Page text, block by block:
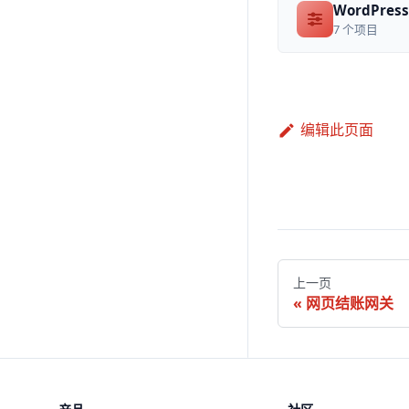
7 个项目
编辑此页面
上一页
网页结账网关